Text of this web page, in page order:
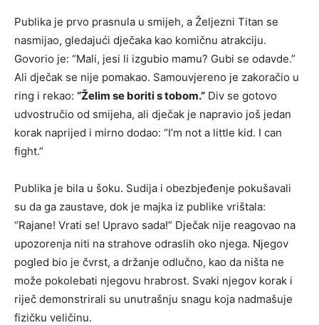
Publika je prvo prasnula u smijeh, a Željezni Titan se
nasmijao, gledajući dječaka kao komičnu atrakciju.
Govorio je: “Mali, jesi li izgubio mamu? Gubi se odavde.”
Ali dječak se nije pomakao. Samouvjereno je zakoračio u
ring i rekao: “Želim se boriti s tobom.” Div se gotovo
udvostručio od smijeha, ali dječak je napravio još jedan
korak naprijed i mirno dodao: “I’m not a little kid. I can
fight.”
Publika je bila u šoku. Sudija i obezbjeđenje pokušavali
su da ga zaustave, dok je majka iz publike vrištala:
“Rajane! Vrati se! Upravo sada!” Dječak nije reagovao na
upozorenja niti na strahove odraslih oko njega. Njegov
pogled bio je čvrst, a držanje odlučno, kao da ništa ne
može pokolebati njegovu hrabrost. Svaki njegov korak i
riječ demonstrirali su unutrašnju snagu koja nadmašuje
fizičku veličinu.